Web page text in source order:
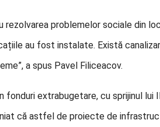
rezolvarea problemelor sociale din
au fost instalate. Există
a spus Pavel Filiceacov.
extrabugetare, cu sprijinul lui
că astfel de proiecte de